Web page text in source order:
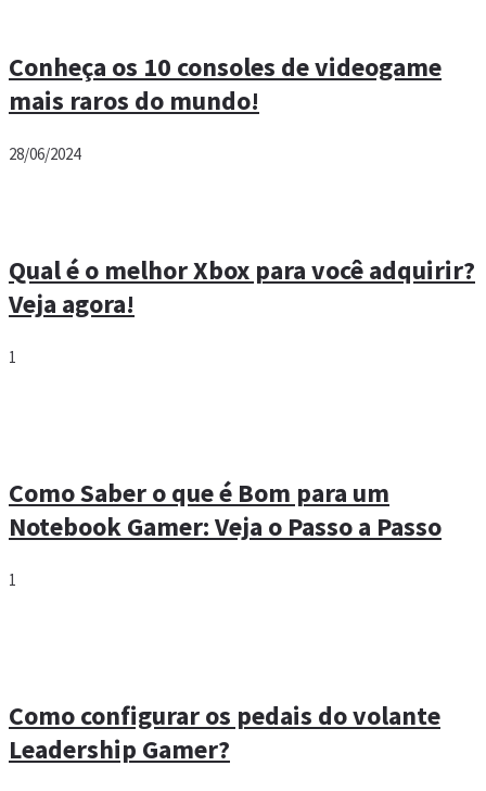
Conheça os 10 consoles de videogame
mais raros do mundo!
28/06/2024
Qual é o melhor Xbox para você adquirir?
Veja agora!
1
Como Saber o que é Bom para um
Notebook Gamer: Veja o Passo a Passo
1
Como configurar os pedais do volante
Leadership Gamer?